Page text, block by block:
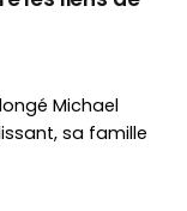
Michael
sa famille